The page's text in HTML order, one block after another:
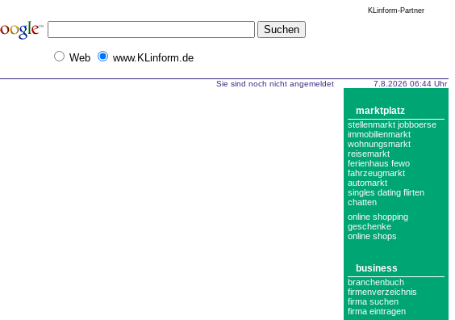
KLinform-Partner
Web www.KLinform.de
Sie sind noch nicht angemeldet
7.8.2026 06:44 Uhr
marktplatz
stellenmarkt jobboerse
immobilienmarkt
wohnungsmarkt
reisemarkt
ferienhaus fewo
fahrzeugmarkt
automarkt
singles dating flirten
chatten
online shopping
geschenke
online shops
business
branchenbuch
firmenverzeichnis
firma suchen
firma eintragen